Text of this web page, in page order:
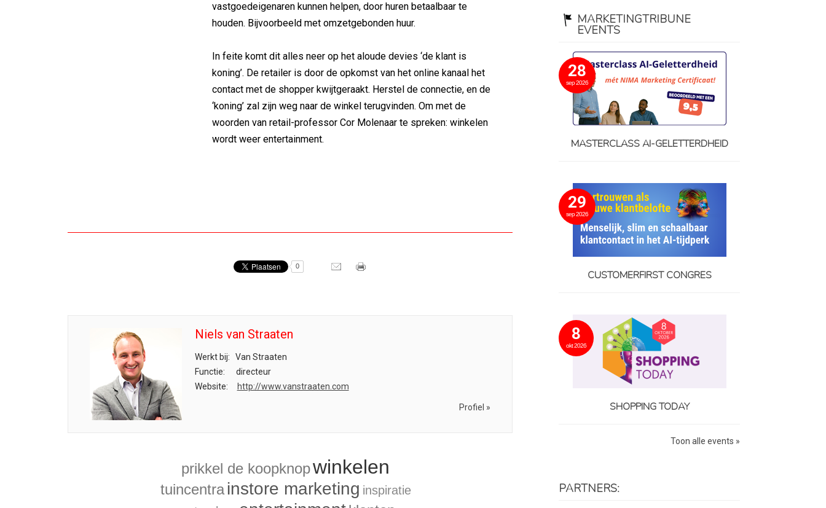
vastgoedeigenaren kunnen helpen, door huren betaalbaar te
houden. Bijvoorbeeld met omzetgebonden huur.
In feite komt dit alles neer op het aloude devies ‘de klant is
koning’. De retailer is door de opkomst van het online kanaal het
contact met de shopper kwijtgeraakt. Herstel de connectie, en de
‘koning’ zal zijn weg naar de winkel terugvinden. Om met de
woorden van retail-professor Cor Molenaar te spreken: winkelen
wordt weer entertainment.
0
Niels van Straaten
Werkt bij:
Van Straaten
Functie:
directeur
Website:
http://www.vanstraaten.com
Profiel »
prikkel de koopknopwinkelen
tuincentra instore marketing inspiratie
MARKETINGTRIBUNE
EVENTS
28
sep 2026
MASTERCLASS AI-GELETTERDHEID
29
sep 2026
CUSTOMERFIRST CONGRES
8
okt 2026
SHOPPING TODAY
Toon alle events »
PARTNERS: